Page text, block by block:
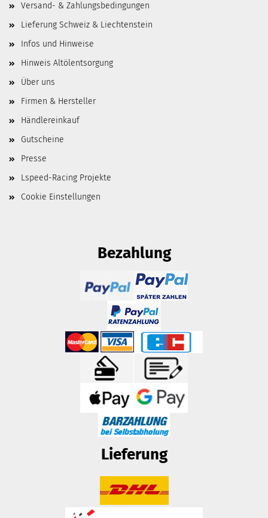
Versand- & Zahlungsbedingungen
Lieferung Schweiz & Liechtenstein
Infos und Hinweise
Hinweis Altölentsorgung
Über uns
Firmen & Hersteller
Händlereinkauf
Gutscheine
Presse
Lspeed-Racing Projekte
Cookie Einstellungen
Bezahlung
Lieferung